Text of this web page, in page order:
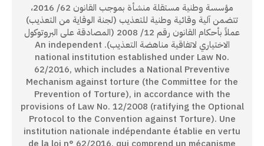
مؤسسة وطنية مستقلة منشأة بموجب القانون 62/ 2016،
تتضمن آلية وقائية وطنية للتعذيب (لجنة الوقاية من التعذيب)
عملاً بأحكام القانون رقم 12/ 2008 (المصادقة على البروتوكول
الاختياري لاتفاقية مناهضة التعذيب). An independent
national institution established under Law No.
62/2016, which includes a National Preventive
Mechanism against torture (the Committee for the
Prevention of Torture), in accordance with the
provisions of Law No. 12/2008 (ratifying the Optional
Protocol to the Convention against Torture). Une
institution nationale indépendante établie en vertu